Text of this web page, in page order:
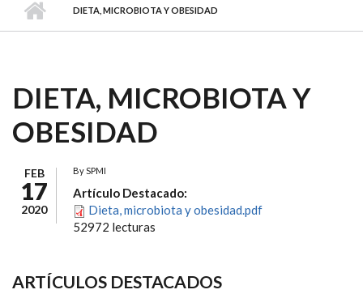
DIETA, MICROBIOTA Y OBESIDAD
DIETA, MICROBIOTA Y
OBESIDAD
FEB
17
2020
BySPMI
Artículo Destacado:
Dieta, microbiota y obesidad.pdf
52972 lecturas
ARTÍCULOS DESTACADOS